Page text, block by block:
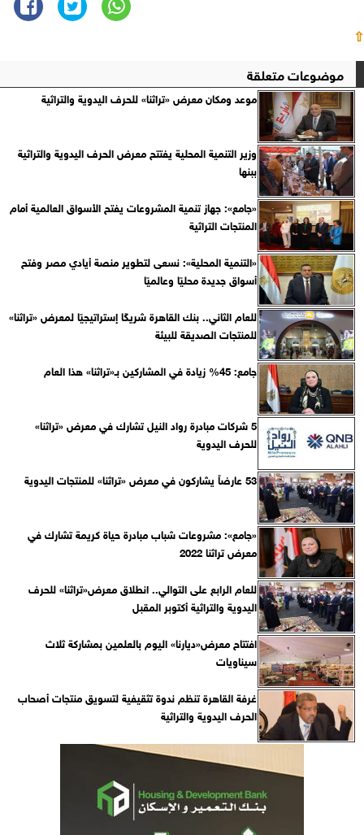
⇧
موضوعات متعلقة
موعد ومكان معرض «تراثنا» للحرف اليدوية والتراثية
وزير التنمية المحلية يفتتح معرض الحرف اليدوية والتراثية
ببنها
«جامع»: جهاز تنمية المشروعات يفتح الأسواق العالمية أمام
المنتجات التراثية
«التنمية المحلية»: نسعى لتطوير منصة أيادي مصر وفتح
أسواق جديدة محليًا وعالميًا
للعام الثاني.. بنك القاهرة شريكًا إستراتيجيًا لمعرض «تراثنا»
للمنتجات الصديقة للبيئة
جامع: 45% زيادة في المشاركين بـ«تراثنا» هذا العام
5 شركات مبادرة رواد النيل تشارك في معرض «تراثنا»
للحرف اليدوية
53 عارضاً يشاركون في معرض «تراثنا» للمنتجات اليدوية
«جامع»: مشروعات شباب مبادرة حياة كريمة تشارك في
معرض تراثنا 2022
للعام الرابع على التوالي.. انطلاق معرض«تراثنا» للحرف
اليدوية والتراثية أكتوبر المقبل
افتتاح معرض«ديارنا» اليوم بالعلمين بمشاركة ثلاث
سيناويات
غرفة القاهرة تنظم ندوة تثقيفية لتسويق منتجات أصحاب
الحرف اليدوية والتراثية